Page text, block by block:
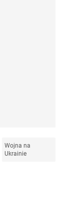
Wojna na
Ukrainie